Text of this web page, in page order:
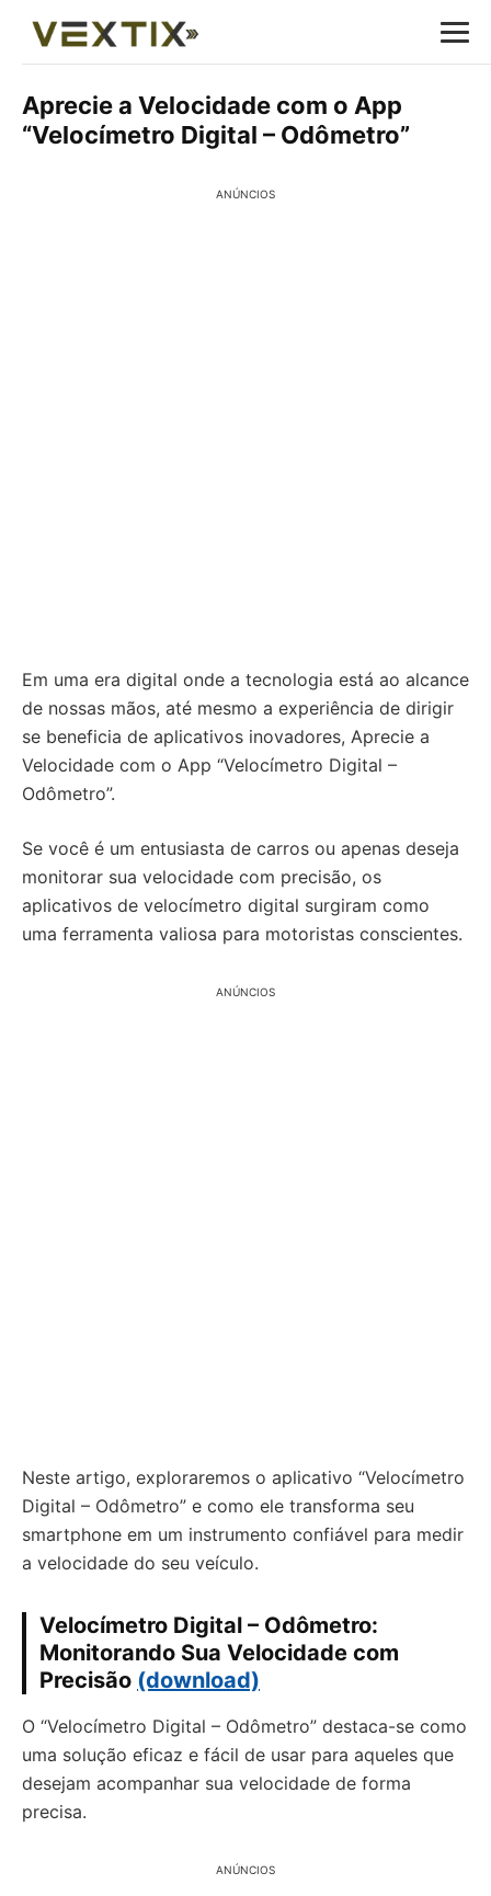
Aprecie a Velocidade com o App
“Velocímetro Digital – Odômetro”
ANÚNCIOS
Em uma era digital onde a tecnologia está ao alcance
de nossas mãos, até mesmo a experiência de dirigir
se beneficia de aplicativos inovadores, Aprecie a
Velocidade com o App “Velocímetro Digital –
Odômetro”.
Se você é um entusiasta de carros ou apenas deseja
monitorar sua velocidade com precisão, os
aplicativos de velocímetro digital surgiram como
uma ferramenta valiosa para motoristas conscientes.
ANÚNCIOS
Neste artigo, exploraremos o aplicativo “Velocímetro
Digital – Odômetro” e como ele transforma seu
smartphone em um instrumento confiável para medir
a velocidade do seu veículo.
Velocímetro Digital – Odômetro:
Monitorando Sua Velocidade com
Precisão (download)
O “Velocímetro Digital – Odômetro” destaca-se como
uma solução eficaz e fácil de usar para aqueles que
desejam acompanhar sua velocidade de forma
precisa.
ANÚNCIOS